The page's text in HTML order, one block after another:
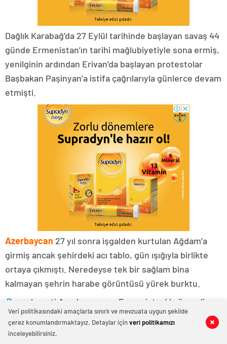
0 0
0 0
0 0
Dağlık Karabağ’da 27 Eylül tarihinde başlayan savaş 44
günde Ermenistan’ın tarihi mağlubiyetiyle sona ermiş,
yenilginin ardından Erivan’da başlayan protestolar
Başbakan Paşinyan’a istifa çağrılarıyla günlerce devam
etmişti.
Azerbaycan 27 yıl sonra işgalden kurtulan Ağdam’a
girmiş ancak şehirdeki acı tablo, gün ışığıyla birlikte
ortaya çıkmıştı. Neredeyse tek bir sağlam bina
kalmayan şehrin harabe görüntüsü yürek burktu.
Rusya heyeti Azerbaycan ve Ermenistan’da önemli
görüşmeler gerçekleştirirken Paşinyan’a tüm
umutlarını başladığı Rusya’dan yine kötü haber geldi.
Veri politikasındaki amaçlarla sınırlı ve mevzuata uygun şekilde
çerez konumlandırmaktayız. Detaylar içinveri politikamızı
inceleyebilirsiniz.